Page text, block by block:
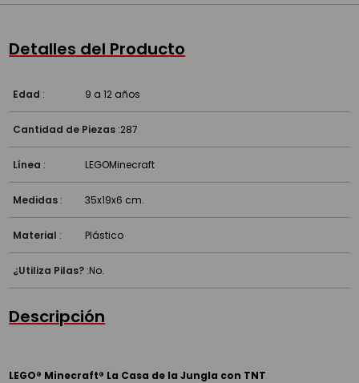
¿Es compatible con otros Lego?
Detalles del Producto
Edad : 9 a 12 años
Cantidad de Piezas :287
Línea : LEGOMinecraft
Medidas : 35x19x6 cm.
Material : Plástico
¿Utiliza Pilas? :No.
Descripción
LEGO® Minecraft® La Casa de la Jungla con TNT